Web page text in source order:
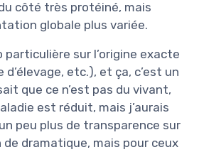
côté très protéiné, mais
globale plus variée.
particulière sur l’origine exacte
etc.), et ça, c’est un
que ce n’est pas du vivant,
est réduit, mais j’aurais
peu plus de transparence sur
de dramatique, mais pour ceux